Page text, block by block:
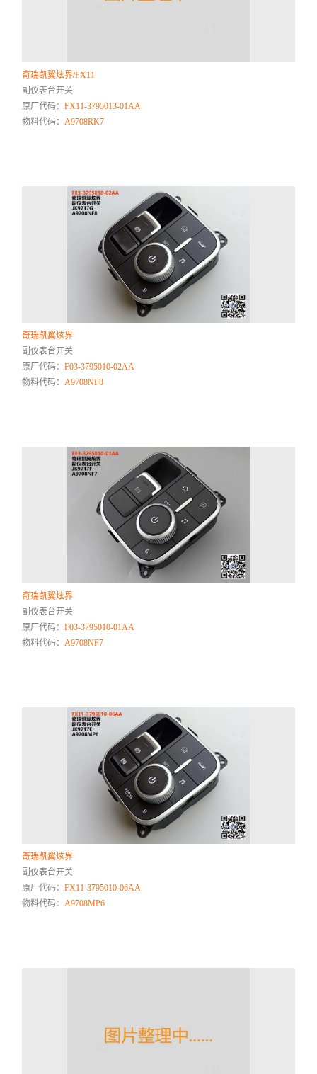
奇瑞凯翼炫界/FX11
副仪表台开关
原厂代码：FX11-3795013-01AA
物料代码：A9708RK7
奇瑞凯翼炫界
副仪表台开关
原厂代码：F03-3795010-02AA
物料代码：A9708NF8
奇瑞凯翼炫界
副仪表台开关
原厂代码：F03-3795010-01AA
物料代码：A9708NF7
奇瑞凯翼炫界
副仪表台开关
原厂代码：FX11-3795010-06AA
物料代码：A9708MP6